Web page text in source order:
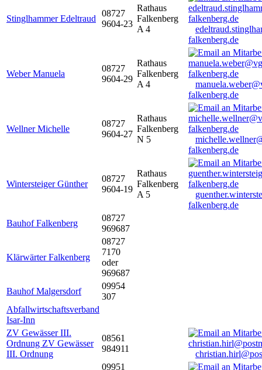
Stinglhammer Edeltraud
08727
9604-23
Rathaus
Falkenberg
A 4
falkenberg.de
Weber Manuela
08727
9604-29
Rathaus
Falkenberg
A 4
falkenberg.de
Wellner Michelle
08727
9604-27
Rathaus
Falkenberg
N 5
falkenberg.de
Wintersteiger Günther
08727
9604-19
Rathaus
Falkenberg
A 5
falkenberg.de
Bauhof Falkenberg
08727
969687
Klärwärter Falkenberg
08727
7170
oder
969687
Bauhof Malgersdorf
09954
307
Abfallwirtschaftsverband
Isar-Inn
ZV Gewässer III.
Ordnung ZV Gewässer
III. Ordnung
08561
984911
09951